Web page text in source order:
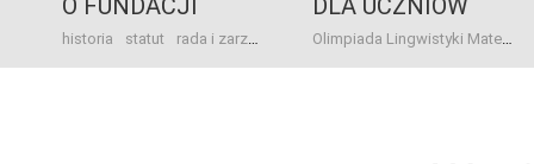
O FUNDACJI
historia statut rada i zarząd dane bankowo-adresowe kontakt
DLA UCZNIÓW
Olimpiada Lingwistyki Matematycznej